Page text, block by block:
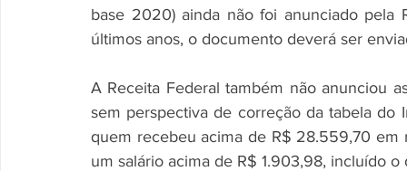
base 2020) ainda não foi anunciado pela
últimos anos, o documento deverá ser
A Receita Federal também não anunciou
sem perspectiva de correção da tabela do
quem recebeu acima de R$ 28.559,70
um salário acima de R$ 1.903,98, incluído o